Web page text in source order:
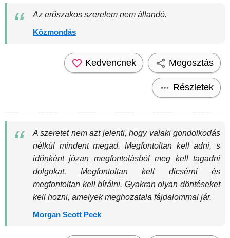
Az erőszakos szerelem nem állandó.
Közmondás
Kedvencnek Megosztás
Részletek
A szeretet nem azt jelenti, hogy valaki gondolkodás
nélkül mindent megad. Megfontoltan kell adni, s
időnként józan megfontolásból meg kell tagadni
dolgokat. Megfontoltan kell dicsérni és
megfontoltan kell bírálni. Gyakran olyan döntéseket
kell hozni, amelyek meghozatala fájdalommal jár.
Morgan Scott Peck